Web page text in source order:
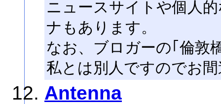
ニュースサイトや個人
ナもあります。
なお、ブロガーの｢倫敦
私とは別人ですのでお
Antenna